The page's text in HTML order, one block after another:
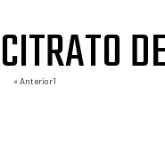
Todas
CITRATO
« Anterior1